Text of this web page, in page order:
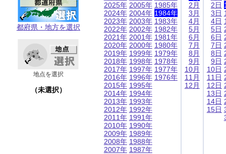
都府県・地方を選択
地点を選択
（未選択）
2025年
2024年
2023年
2022年
2021年
2020年
2019年
2018年
2017年
2016年
2015年
2014年
2013年
2012年
2011年
2010年
2009年
2008年
2007年
2005年
2004年
2003年
2002年
2001年
2000年
1999年
1998年
1997年
1996年
1995年
1994年
1993年
1992年
1991年
1990年
1989年
1988年
1987年
1985年
1984年
1983年
1982年
1981年
1980年
1979年
1978年
1977年
1976年
2月
3月
4月
5月
6月
7月
8月
9月
10月
11月
12月
2日
3日
4日
5日
6日
7日
8日
9日
10日
11日
12日
13日
14日
15日